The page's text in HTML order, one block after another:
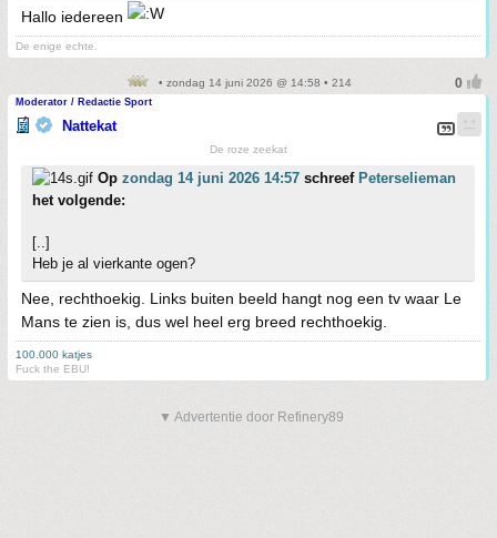
Hallo iedereen
De enige echte.
• zondag 14 juni 2026 @ 14:58 • 214
Moderator / Redactie Sport
Nattekat
De roze zeekat
Op zondag 14 juni 2026 14:57 schreef Peterselieman
het volgende:
[..]
Heb je al vierkante ogen?
Nee, rechthoekig. Links buiten beeld hangt nog een tv waar Le
Mans te zien is, dus wel heel erg breed rechthoekig.
100.000 katjes
Fuck the EBU!
▼ Advertentie door Refinery89